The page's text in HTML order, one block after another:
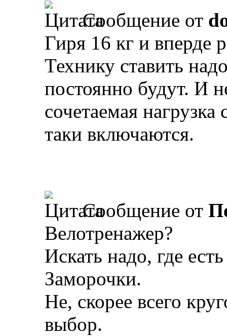
Сообщение от
Гиря 16 кг и вперде
Технику ставить
постоянно будут. И
сочетаемая
таки включаются.
Сообщение от
Велотренажер?
Искать надо, где
Заморочки.
Не, скорее всего
выбор.